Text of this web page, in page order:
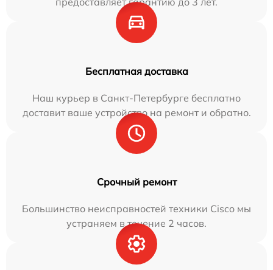
Бесплатная доставка
Наш курьер в Санкт-Петербурге бесплатно
доставит ваше устройство на ремонт и обратно.
Срочный ремонт
Большинство неисправностей техники Cisco мы
устраняем в течение 2 часов.